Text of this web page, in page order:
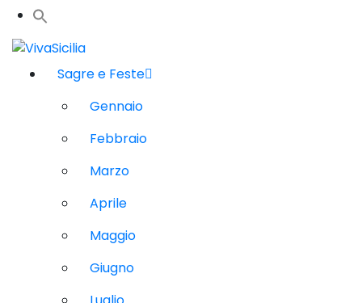
Sagre e Feste
Gennaio
Febbraio
Marzo
Aprile
Maggio
Giugno